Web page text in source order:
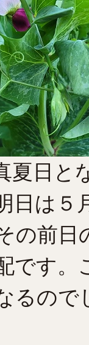
夏日と
日は５
の前日
です。
るので